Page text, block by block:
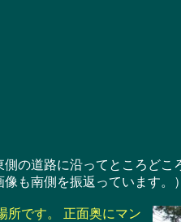
の道路に沿ってところどこ
も南側を振返っています。）
です。 正面奥にマン